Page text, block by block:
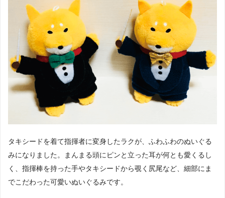
タキシードを着て指揮者に変身したラクが、ふわふわのぬいぐる
みになりました。まんまる頭にピンと立った耳が何とも愛くるし
く、指揮棒を持った手やタキシードから覗く尻尾など、細部にま
でこだわった可愛いぬいぐるみです。